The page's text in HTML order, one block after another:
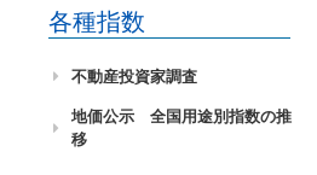
各種指数
不動産投資家調査
地価公示 全国用途別指数の推
移